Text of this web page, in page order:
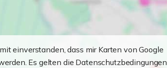
einverstanden, dass mir Karten von Google
Es gelten die Datenschutzbedingungen